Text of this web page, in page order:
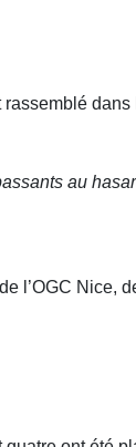
dans
au
l’OGC Nice,